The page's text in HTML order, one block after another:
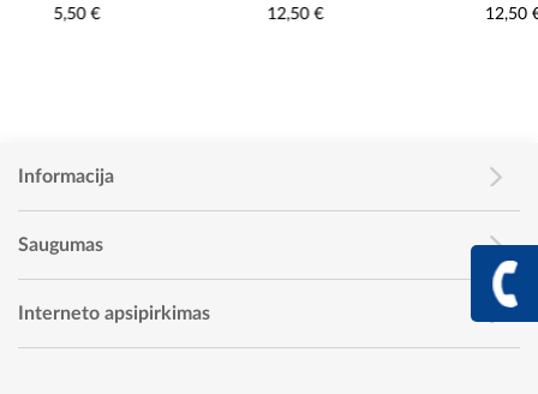
5,50 € 12,50 €
Informacija
Saugumas
Interneto apsipirkimas
+370 617
Info linija I - V 9:00 -